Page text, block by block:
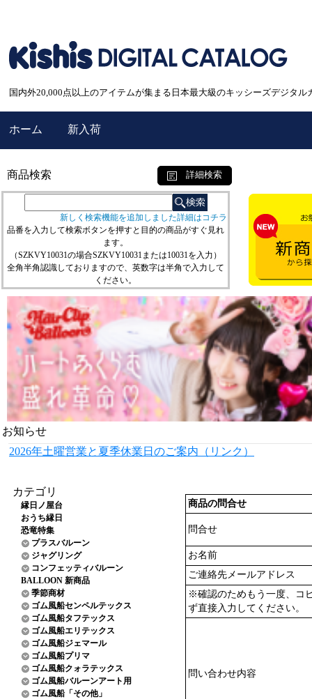
国内外20,000点以上のアイテムが集まる日本最大級のキッシーズデジタル
ホーム 新入荷
商品検索 詳細検索
新しく検索機能を追加しました詳細はコチラ
品番を入力して検索ボタンを押すと目的の商品がすぐ見れ
ます。
（SZKVY10031の場合SZKVY10031または10031を入力）
全角半角認識しておりますので、英数字は半角で入力して
ください。
お知らせ
2026年土曜営業と夏季休業日のご案内（リンク）
カテゴリ
縁日ノ屋台
おうち縁日
恐竜特集
プラスバルーン
ジャグリング
コンフェッティバルーン
BALLOON 新商品
季節商材
ゴム風船センペルテックス
ゴム風船タフテックス
ゴム風船エリテックス
ゴム風船ジェマール
ゴム風船プリマ
ゴム風船クォラテックス
ゴム風船バルーンアート用
ゴム風船「その他」
商品の問合せ
問合せ
お名前
ご連絡先メールアドレス
※確認のためもう一度、コ
ず直接入力してください。
問い合わせ内容